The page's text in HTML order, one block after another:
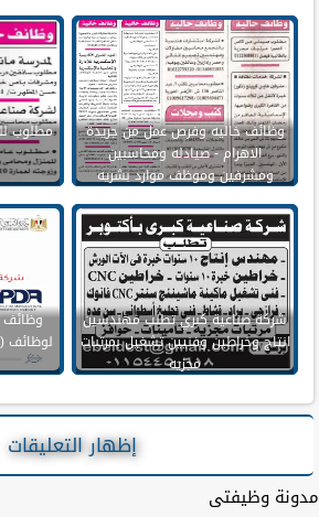
وظائف خاليه وفرص عمل من جريدة
الاهرام - صيادله ومحاسبين
ومشرفين وموظف موارد بشريه
مطلوب
شركة صناعية كبري تطلب مهندسين
انتاج وخراطين وفنيين تشغيل بمرتبات
مجزيه
وظائف
لوظائف
إظهار التعليقات
مدونة وظيفتى